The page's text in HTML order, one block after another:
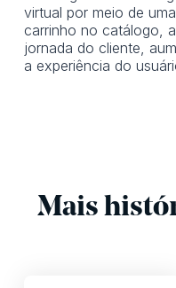
virtual por meio de
carrinho no catálogo,
jornada do cliente,
a experiência do
Mais